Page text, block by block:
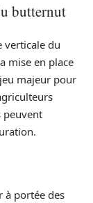
butternut
verticale du
mise en place
majeur pour
peuvent
à portée des